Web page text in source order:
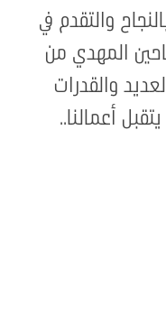
والتقدم في
المهدي من
والقدرات
أعمالنا..